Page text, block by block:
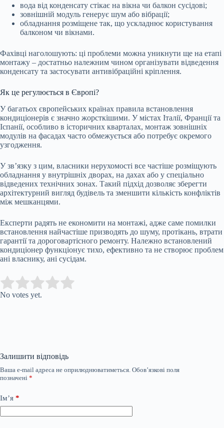
вода від конденсату стікає на вікна чи балкон сусідові;
зовнішній модуль генерує шум або вібрації;
обладнання розміщене так, що ускладнює користування
балконом чи вікнами.
Фахівці наголошують: ці проблеми можна уникнути ще на етапі
монтажу – достатньо належним чином організувати відведення
конденсату та застосувати антивібраційні кріплення.
Як це регулюється в Європі?
У багатьох європейських країнах правила встановлення
кондиціонерів є значно жорсткішими. У містах Італії, Франції та
Іспанії, особливо в історичних кварталах, монтаж зовнішніх
модулів на фасадах часто обмежується або потребує окремого
узгодження.
У зв’язку з цим, власники нерухомості все частіше розміщують
обладнання у внутрішніх дворах, на дахах або у спеціально
відведених технічних зонах. Такий підхід дозволяє зберегти
архітектурний вигляд будівель та зменшити кількість конфліктів
між мешканцями.
Експерти радять не економити на монтажі, адже саме помилки
встановлення найчастіше призводять до шуму, протікань, втрати
гарантії та дороговартісного ремонту. Належно встановлений
кондиціонер функціонує тихо, ефективно та не створює проблем
ані власнику, ані сусідам.
Rate this item:
No votes yet.
Залишити відповідь
Ваша e-mail адреса не оприлюднюватиметься. Обов’язкові поля
позначені *
Ім’я *